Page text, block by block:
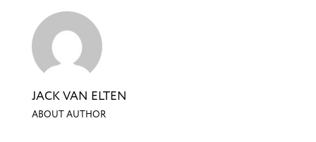
JACK VAN ELTEN
ABOUT AUTHOR